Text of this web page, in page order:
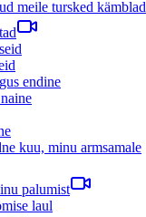
meile tursked kämblad
endine
kuu, minu armsamale
palumist
laul